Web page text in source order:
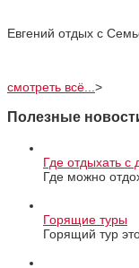
Евгений отдых с
смотреть всё... >
Полезные
Где отдыхать с
Где можно
Горящие туры
Горящий тур